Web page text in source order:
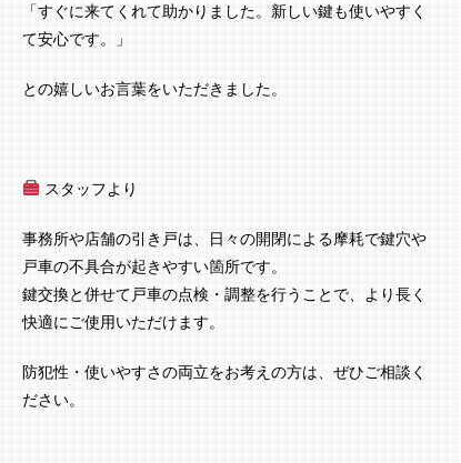
「すぐに来てくれて助かりました。新しい鍵も使いやすく
て安心です。」
との嬉しいお言葉をいただきました。
スタッフより
事務所や店舗の引き戸は、日々の開閉による摩耗で鍵穴や
戸車の不具合が起きやすい箇所です。
鍵交換と併せて戸車の点検・調整を行うことで、より長く
快適にご使用いただけます。
防犯性・使いやすさの両立をお考えの方は、ぜひご相談く
ださい。